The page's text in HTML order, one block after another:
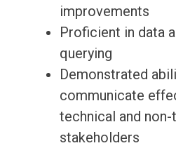
improvements
Proficient in data
querying
Demonstrated
communicate
technical and
stakeholders